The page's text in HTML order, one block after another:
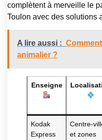
complètent à merveille le
Toulon avec des solutions
A lire aussi :
animalier ?
Enseigne
Kodak
Express
Centre-
et zones